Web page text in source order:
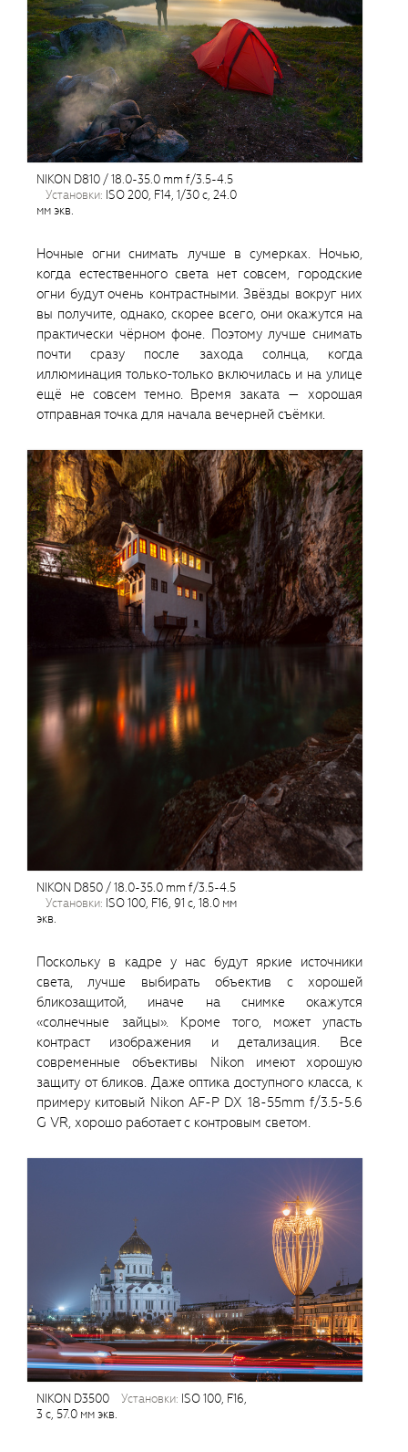
NIKON D810 / 18.0-35.0 mm f/3.5-4.5
установки: ISO 200, F14, 1/30 с, 24.0
мм экв.
Ночные огни снимать лучше в сумерках. Ночью,
когда естественного света нет совсем, городские
огни будут очень контрастными. Звёзды вокруг них
вы получите, однако, скорее всего, они окажутся на
практически чёрном фоне. Поэтому лучше снимать
почти сразу после захода солнца, когда
иллюминация только-только включилась и на улице
ещё не совсем темно. Время заката — хорошая
отправная точка для начала вечерней съёмки.
NIKON D850 / 18.0-35.0 mm f/3.5-4.5
установки: ISO 100, F16, 91 с, 18.0 мм
экв.
Поскольку в кадре у нас будут яркие источники
света, лучше выбирать объектив с хорошей
бликозащитой, иначе на снимке окажутся
«солнечные зайцы». Кроме того, может упасть
контраст изображения и детализация. Все
современные объективы Nikon имеют хорошую
защиту от бликов. Даже оптика доступного класса, к
примеру китовый Nikon AF-P DX 18-55mm f/3.5-5.6
G VR, хорошо работает с контровым светом.
NIKON D3500 установки: ISO 100, F16,
3 с, 57.0 мм экв.